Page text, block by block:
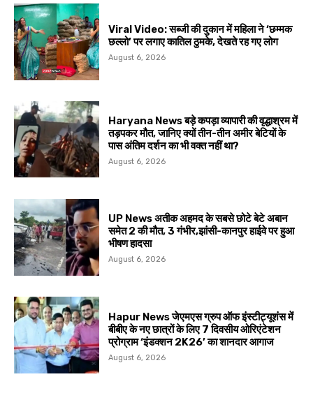
Viral Video: सब्जी की दुकान में महिला ने ‘छम्मक
छल्लो’ पर लगाए कातिल ठुमके, देखते रह गए लोग
August 6, 2026
Haryana News बड़े कपड़ा व्यापारी की वृद्धाश्रम में
तड़पकर मौत, जानिए क्यों तीन-तीन अमीर बेटियों के
पास अंतिम दर्शन का भी वक्त नहीं था?
August 6, 2026
UP News अतीक अहमद के सबसे छोटे बेटे अबान
समेत 2 की मौत, 3 गंभीर,झांसी-कानपुर हाईवे पर हुआ
भीषण हादसा
August 6, 2026
Hapur News जेएमएस ग्रुप ऑफ इंस्टीट्यूशंस में
बीबीए के नए छात्रों के लिए 7 दिवसीय ओरिएंटेशन
प्रोग्राम ‘इंडक्शन 2K26’ का शानदार आगाज
August 6, 2026